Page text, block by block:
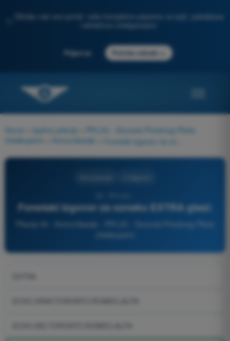
Otkrijte naš novi portal: vaša kompletna priprema za ispit, poboljšana
Prijavi se Počnite odmah
Home Ispitna pitanja
PPL(H) - Dozvola Privatnog Pilota
(Helikopteri)
Komunikacije
Fonetski izgovor za oznaku EXTRA glasi: